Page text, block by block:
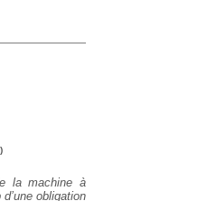
la machine à
obligation